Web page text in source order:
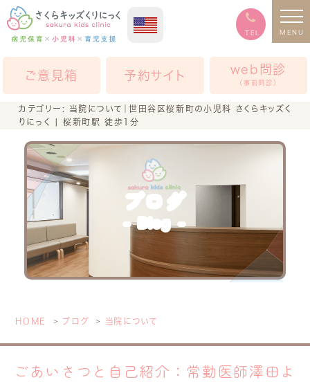
カテゴリー: 当院について
｜世田谷区桜新町の小児科 さくらキッズく
りにっく | 桜新町駅 徒歩1分
TEL
ご意見箱 予約サイト web問診
（事前問診）
MENU
ブログ
Blog
HOME ブログ 当院について
ごあいさつと自己紹介：常勤医師澤田よ